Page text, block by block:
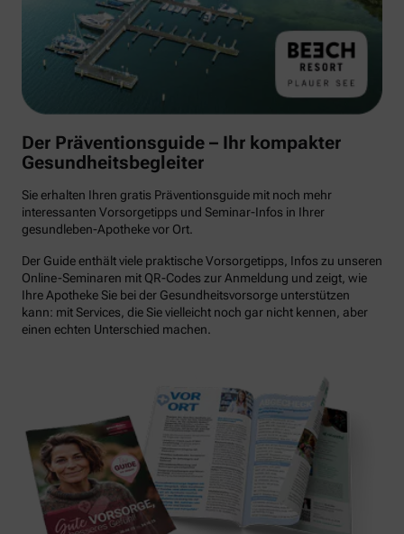
Der Präventionsguide – Ihr kompakter
Gesundheitsbegleiter
Sie erhalten Ihren gratis Präventionsguide mit noch mehr
interessanten Vorsorgetipps und Seminar-Infos in Ihrer
gesundleben-Apotheke vor Ort.
Der Guide enthält viele praktische Vorsorgetipps, Infos zu unseren
Online-Seminaren mit QR-Codes zur Anmeldung und zeigt, wie
Ihre Apotheke Sie bei der Gesundheitsvorsorge unterstützen
kann: mit Services, die Sie vielleicht noch gar nicht kennen, aber
einen echten Unterschied machen.